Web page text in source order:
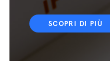
SCOPRI DI PIÙ